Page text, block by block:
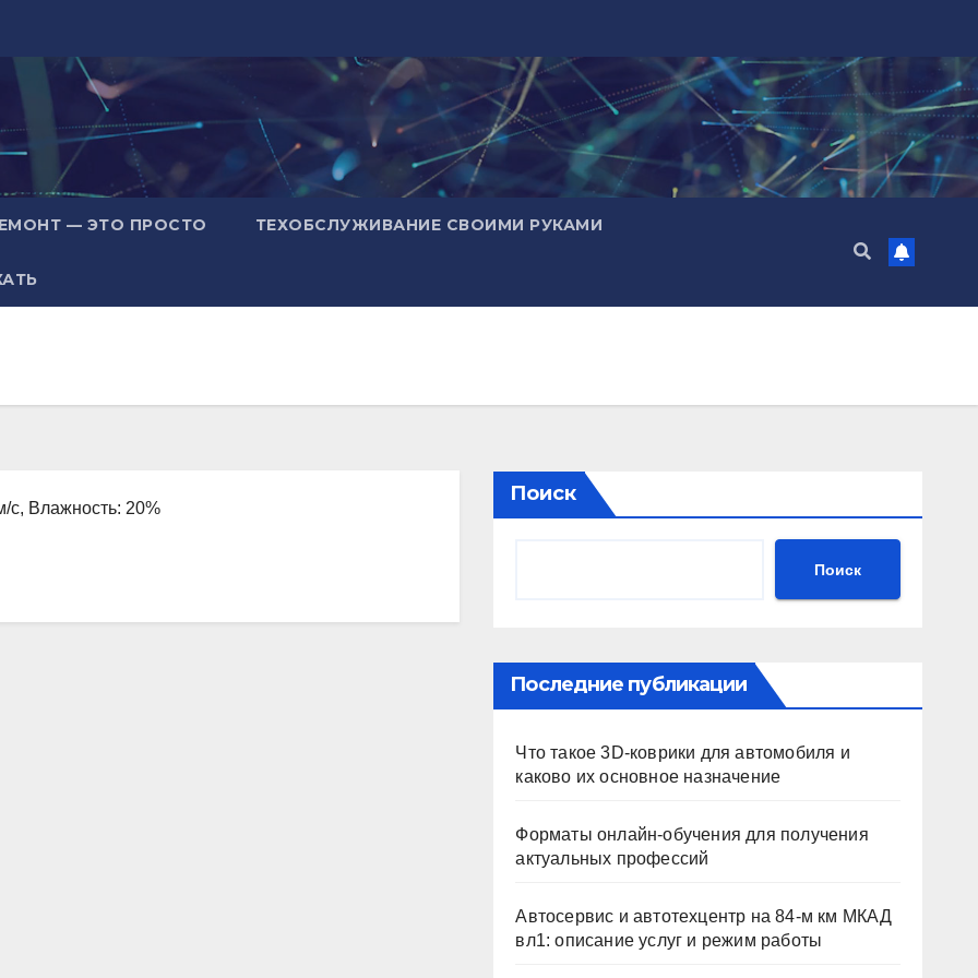
— ЭТО ПРОСТО ТЕХОБСЛУЖИВАНИЕ СВОИМИ РУКАМИ
с, Влажность: 20%
Поиск
Поиск
Последние публикации
Что такое 3D-коврики для автомобиля и
каково их основное назначение
Форматы онлайн-обучения для получения
актуальных профессий
Автосервис и автотехцентр на 84-м км МКАД
вл1: описание услуг и режим работы